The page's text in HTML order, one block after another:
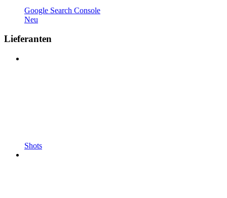
Google Search Console
Neu
Lieferanten
Shots